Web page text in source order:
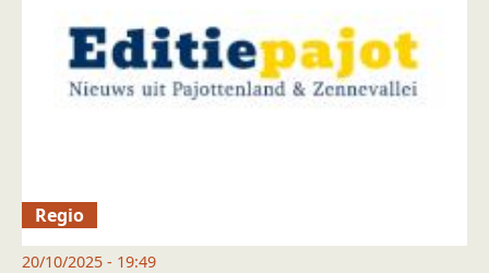
Regio
20/10/2025 - 19:49